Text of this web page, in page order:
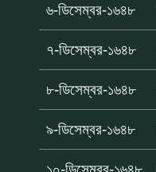
৬-ডিসেম্বর-১৬৪৮
৭-ডিসেম্বর-১৬৪৮
৮-ডিসেম্বর-১৬৪৮
৯-ডিসেম্বর-১৬৪৮